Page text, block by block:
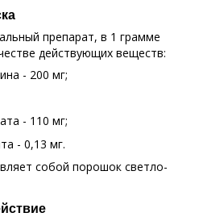
препарат, в 1 грамме
действующих веществ:
- 200 мг;
- 110 мг;
- 0,13 мг.
собой порошок светло-